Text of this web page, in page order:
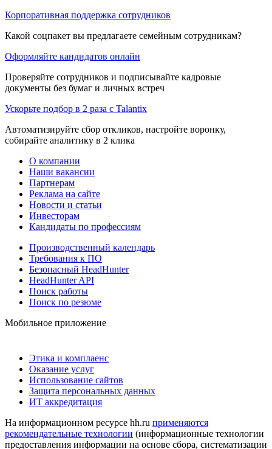
Корпоративная поддержка сотрудников
Какой соцпакет вы предлагаете семейным сотрудникам?
Оформляйте кандидатов онлайн
Проверяйте сотрудников и подписывайте кадровые
документы без бумаг и личных встреч
Ускорьте подбор в 2 раза с Talantix
Автоматизируйте сбор откликов, настройте воронку,
собирайте аналитику в 2 клика
О компании
Наши вакансии
Партнерам
Реклама на сайте
Новости и статьи
Инвесторам
Кандидаты по профессиям
Производственный календарь
Требования к ПО
Безопасный HeadHunter
HeadHunter API
Поиск работы
Поиск по резюме
Мобильное приложение
Этика и комплаенс
Оказание услуг
Использование сайтов
Защита персональных данных
ИТ аккредитация
На информационном ресурсе hh.ru применяются
рекомендательные технологии (информационные технологии
предоставления информации на основе сбора, систематизации